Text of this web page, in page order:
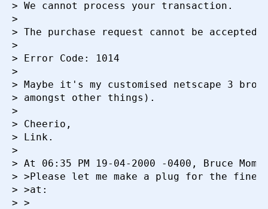
2000 г. в 14:49:44
> We cannot process your transaction.
>
> The purchase request cannot be accepted.
>
> Error Code: 1014
>
> Maybe it's my customised netscape 3
> amongst other things).
>
> Cheerio,
> Link.
>
> At 06:35 PM 19-04-2000 -0400, Bruce
> >Please let me make a plug for the fine
> >at:
> >